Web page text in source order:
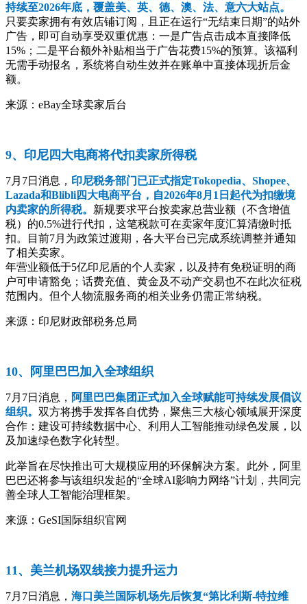
持续至2026年底，覆盖美、英、德、澳、法、意六大站点。
只要卖家拥有有效店铺订阅，且正在运行“无结束日期”的站外
广告，即可自动享受双重优惠：一是广告点击成本直接降低
15%；二是平台额外补贴相当于广告花费15%的预算。该福利
无需手动报名，系统将自动生效并在账单中直接体现折后金
额。
来源：eBay全球卖家后台
9、印尼四大电商将代扣卖家所得税
7月7日消息， 印尼税务部门已正式指定Tokopedia、Shopee、
Lazada和Blibli四大电商平台，自2026年8月1日起代为扣缴境
内卖家的所得税。 新规要求平台按卖家总营业额（不含增值
税）的0.5%进行代扣，这笔税款可在卖家年度汇算清缴时抵
扣。目前7月为政策过渡期，各大平台已完成系统调整并通知
了相关卖家。
年营业额低于5亿印尼盾的个人卖家，以及持有免税证明的商
户可申请豁免；话费充值、黄金及不动产交易也不在此次征税
范围内。但个人物流服务商的相关业务仍需正常纳税。
来源：印尼财政部税务总局
10、阿里巴巴加入全球组织
7月7日消息， 阿里巴巴集团正式加入全球赋能可持续发展倡议
组织。 双方将携手发挥各自优势，聚焦三大核心领域展开深度
合作：建设可持续数据中心、利用人工智能推动绿色发展，以
及加速绿色数字化转型。
此举旨在尽快推出可大规模应用的环保解决方案。此外，阿里
巴巴还将参与该组织发起的“全球AI影响力网络”计划，共同完
善全球人工智能治理框架。
来源：GeSI国际组织官网
11、美兰机场双线接力提升运力
7月7日消息， 海口美兰国际机场先后恢复“第比利斯-特拉维